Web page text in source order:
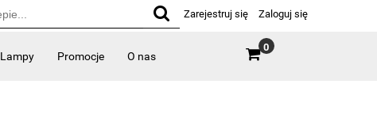
Zarejestruj się Zaloguj się
Lampy Promocje O nas
0